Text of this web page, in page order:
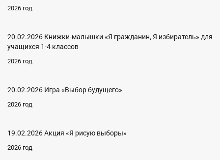
2026 год
20.02.2026 Книжки-малышки «Я гражданин, Я избиратель» для
учащихся 1-4 классов
2026 год
20.02.2026 Игра «Выбор будущего»
2026 год
19.02.2026 Акция «Я рисую выборы»
2026 год